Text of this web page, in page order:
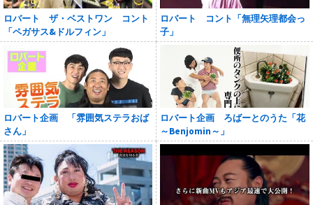
ロバート ザ・ベストワン コント
「ペガサス&ドルフィン」
ロバート コント「無理矢理都会っ
子」
ロバート企画 「雰囲気ステラおば
さん」
ロバート企画 ろばーとのうた「花
～Benjomin～」